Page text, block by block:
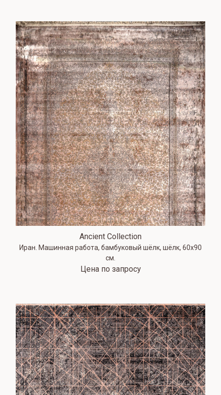
Ancient Collection
Иран. Машинная работа, бамбуковый шёлк, шёлк, 60х90
см.
Цена по запросу